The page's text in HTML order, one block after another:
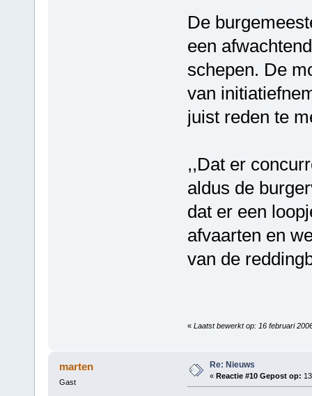
De
een
schepen. De
van
juist reden te
,,Dat er
aldus de
dat er een
afvaarten en
van de
« Laatst bewerkt op: 16 februari
marten
Gast
Re: Nieuws
« Reactie #10 Gepost op: